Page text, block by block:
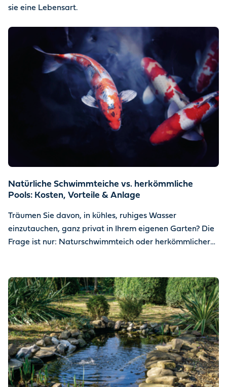
sie eine Lebensart.
Natürliche Schwimmteiche vs. herkömmliche
Pools: Kosten, Vorteile & Anlage
Träumen Sie davon, in kühles, ruhiges Wasser
einzutauchen, ganz privat in Ihrem eigenen Garten? Die
Frage ist nur: Naturschwimmteich oder herkömmlicher
bevor Sie sich entscheiden. Hier erfahren Sie von Oase
alles zu Kosten, Vorteilen und Anlage, damit Sie die
passende Lösung für Ihren Lebensstil und Ihre
Umgebung finden.